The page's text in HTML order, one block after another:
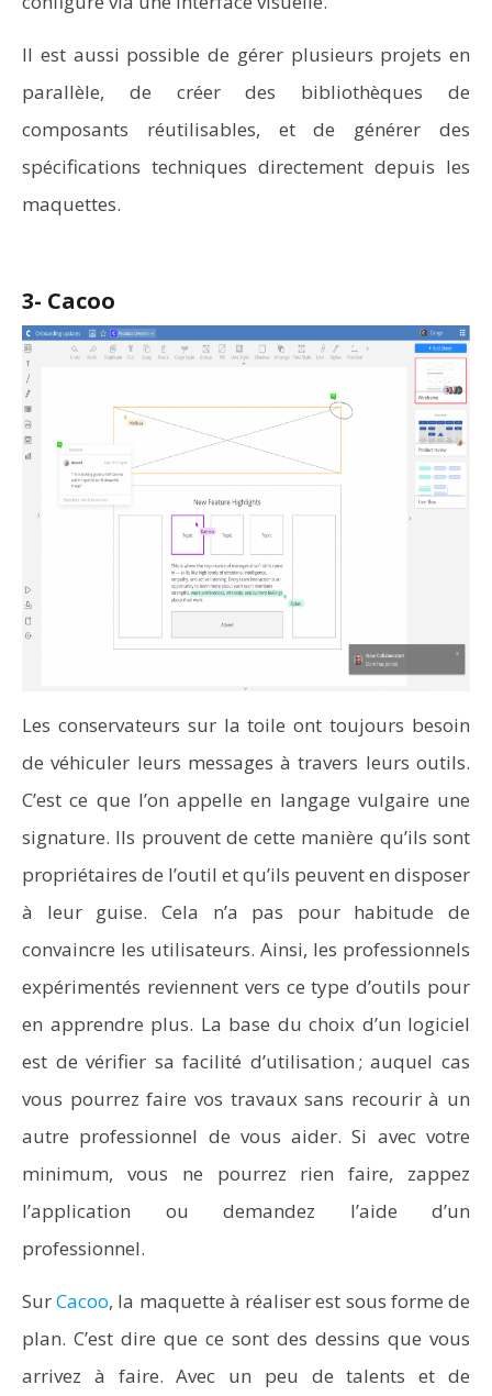
Il est aussi possible de gérer plusieurs projets en
parallèle, de créer des bibliothèques de
composants réutilisables, et de générer des
spécifications techniques directement depuis les
maquettes.
3- Cacoo
Les conservateurs sur la toile ont toujours besoin
de véhiculer leurs messages à travers leurs outils.
C’est ce que l’on appelle en langage vulgaire une
signature. Ils prouvent de cette manière qu’ils sont
propriétaires de l’outil et qu’ils peuvent en disposer
à leur guise. Cela n’a pas pour habitude de
convaincre les utilisateurs. Ainsi, les professionnels
expérimentés reviennent vers ce type d’outils pour
en apprendre plus. La base du choix d’un logiciel
est de vérifier sa facilité d’utilisation ; auquel cas
vous pourrez faire vos travaux sans recourir à un
autre professionnel de vous aider. Si avec votre
minimum, vous ne pourrez rien faire, zappez
l’application ou demandez l’aide d’un
professionnel.
SurCacoo, la maquette à réaliser est sous forme de
plan. C’est dire que ce sont des dessins que vous
arrivez à faire. Avec un peu de talents et de